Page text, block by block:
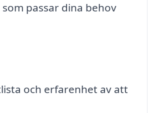
passar dina behov
och erfarenhet av att